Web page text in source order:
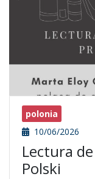
polonia
10/06/2026
Lectura
Polski